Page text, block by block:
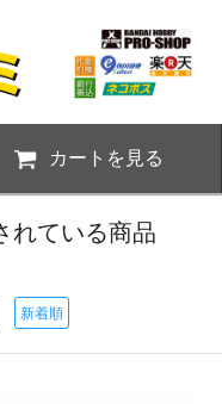
カートを見る
れている商品
新着順